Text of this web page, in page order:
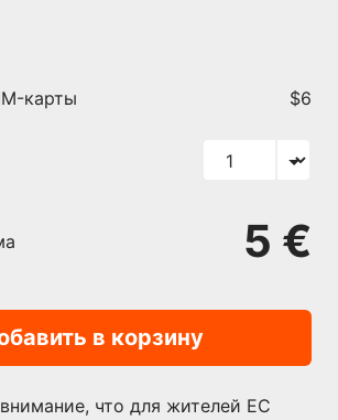
карты $6
5 €
в корзину
что для жителей ЕС